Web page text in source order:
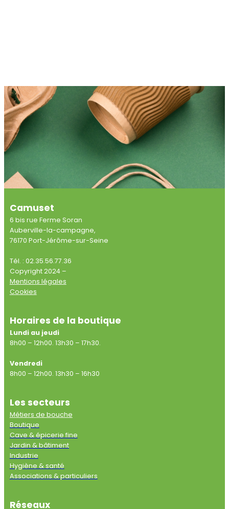
Camuset
6 bis rue Ferme Soran
Auberville-la-campagne,
76170 Port-Jérôme-sur-Seine
Tél. : 02.35.56.77.36
Copyright 2024 –
Mentions légales
Cookies
Horaires de la boutique
Lundi au jeudi
8h00 – 12h00. 13h30 – 17h30.
Vendredi
8h00 – 12h00. 13h30 – 16h30
Les secteurs
Métiers de bouche
Boutique
Cave & épicerie fine
Jardin & bâtiment
Industrie
Hygiène & santé
Associations & particuliers
Réseaux